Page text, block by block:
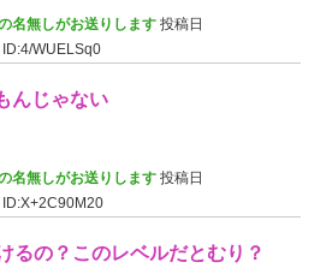
名無しがお送りします 投稿日
ID:4/WUELSq0
んじゃない
名無しがお送りします 投稿日
ID:X+2C90M20
るの？このレベルだとむり？